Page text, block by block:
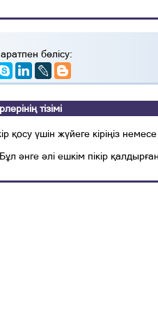
бөлісу:
тізімі
қосу үшін жүйеге кіріңіз
Бұл әнге әлі ешкім пікір